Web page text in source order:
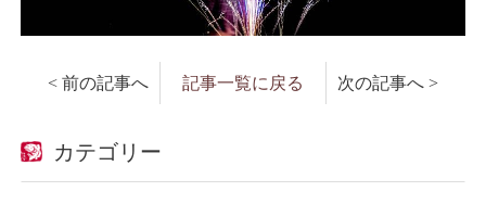
< 前の記事へ 記事一覧に戻る 次の記事へ >
カテゴリー